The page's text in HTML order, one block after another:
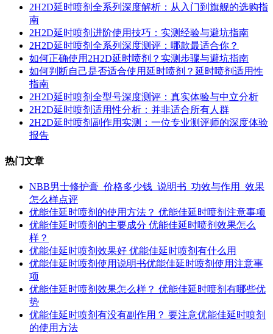
2H2D延时喷剂全系列深度解析：从入门到旗舰的选购指
南
2H2D延时喷剂进阶使用技巧：实测经验与避坑指南
2H2D延时喷剂全系列深度测评：哪款最适合你？
如何正确使用2H2D延时喷剂？实测步骤与避坑指南
如何判断自己是否适合使用延时喷剂？延时喷剂适用性
指南
2H2D延时喷剂全型号深度测评：真实体验与中立分析
2H2D延时喷剂适用性分析：并非适合所有人群
2H2D延时喷剂副作用实测：一位专业测评师的深度体验
报告
热门文章
NBB男士修护膏_价格多少钱_说明书_功效与作用_效果
怎么样点评
优能佳延时喷剂的使用方法？ 优能佳延时喷剂注意事项
优能佳延时喷剂的主要成分 优能佳延时喷剂效果怎么
样？
优能佳延时喷剂效果好 优能佳延时喷剂有什么用
优能佳延时喷剂使用说明书优能佳延时喷剂使用注意事
项
优能佳延时喷剂效果怎么样？ 优能佳延时喷剂有哪些优
势
优能佳延时喷剂有没有副作用？ 要注意优能佳延时喷剂
的使用方法